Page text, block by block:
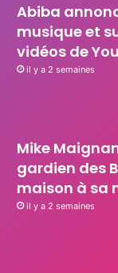
Abiba
musique et
vidéos de
il y a 2 semaines
Mike
gardien des
maison à sa
il y a 2 semaines